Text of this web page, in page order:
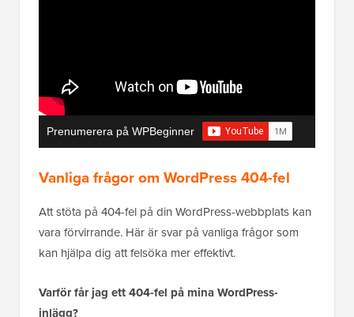
Prenumerera på WPBeginner
Vanliga frågor om WordPress 404-fel
Att stöta på 404-fel på din WordPress-webbplats kan
vara förvirrande. Här är svar på vanliga frågor som
kan hjälpa dig att felsöka mer effektivt.
Varför får jag ett 404-fel på mina WordPress-
inlägg?